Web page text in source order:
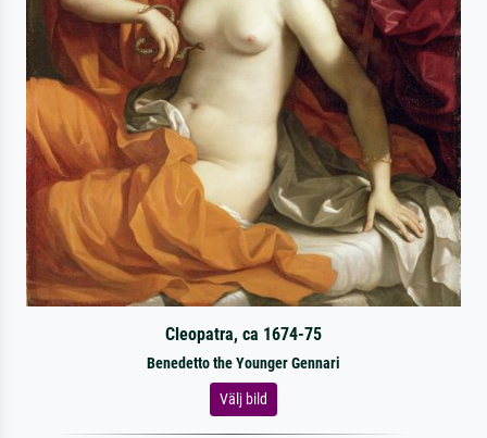
Cleopatra, ca 1674-75
Benedetto the Younger Gennari
Välj bild